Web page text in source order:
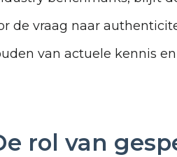
de vraag naar
van actuele kennis
rol van